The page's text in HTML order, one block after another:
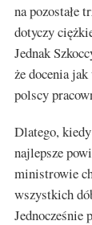
na pozostałe
dotyczy
Jednak
że docenia
polscy
Dlatego,
najlepsze
ministrowie
wszystkich
Jednocześnie